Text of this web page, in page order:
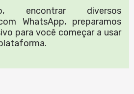
encontrar diversos
WhatsApp, preparamos
para você começar a usar